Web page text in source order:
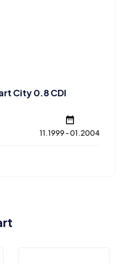
City 0.8 CDI
11.1999 - 01.2004